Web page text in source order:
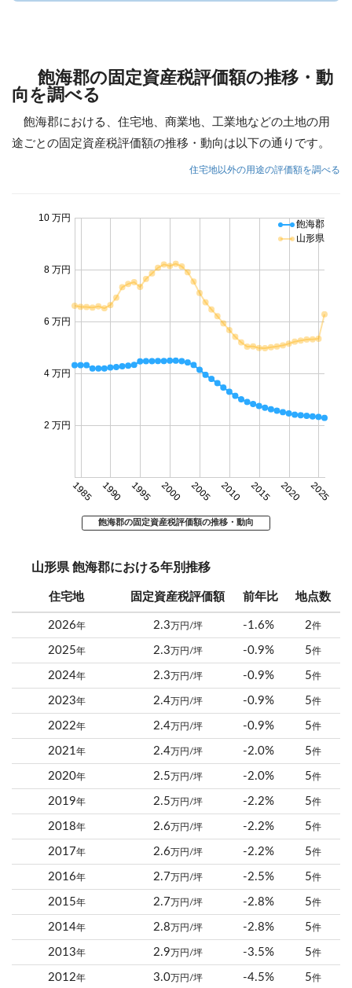
飽海郡の固定資産税評価額の推移・動
向を調べる
飽海郡における、住宅地、商業地、工業地などの土地の用
途ごとの固定資産税評価額の推移・動向は以下の通りです。
住宅地以外の用途の評価額を調べる
1985 1990 1995 2000 2005 2010 2015 2020 2025
2 万円
4 万円
6 万円
8 万円
10 万円
飽海郡
山形県
飽海郡の固定資産税評価額の推移・動向
山形県 飽海郡における年別推移
住宅地 固定資産税評価額 前年比 地点数
2026年 2.3 万円/坪 -1.6% 2件
2025年 2.3 万円/坪 -0.9% 5件
2024年 2.3 万円/坪 -0.9% 5件
2023年 2.4万円/坪 -0.9% 5件
2022年 2.4万円/坪 -0.9% 5件
2021年 2.4万円/坪 -2.0% 5件
2020年 2.5 万円/坪 -2.0% 5件
2019年 2.5 万円/坪 -2.2% 5件
2018年 2.6 万円/坪 -2.2% 5件
2017年 2.6 万円/坪 -2.2% 5件
2016年 2.7 万円/坪 -2.5% 5件
2015年 2.7 万円/坪 -2.8% 5件
2014年 2.8 万円/坪 -2.8% 5件
2013年 2.9 万円/坪 -3.5% 5件
2012年 3.0万円/坪 -4.5% 5件